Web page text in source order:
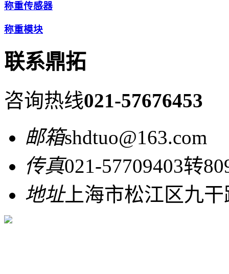
称重传感器
称重模块
联系鼎拓
咨询热线021-57676453
邮箱shdtuo@163.com
传真021-57709403转
地址上海市松江区九干